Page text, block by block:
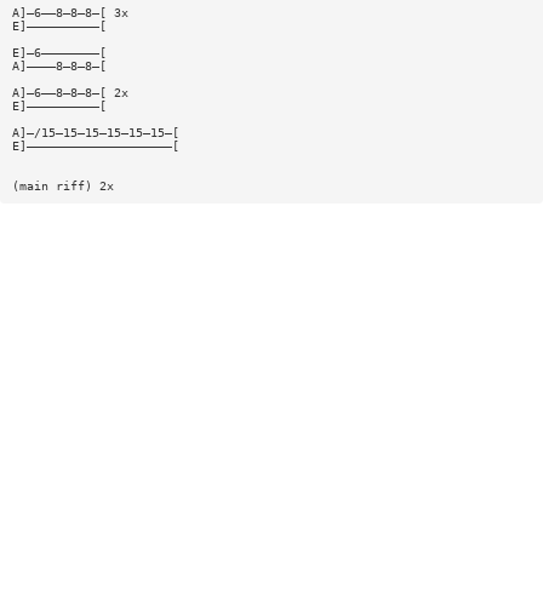
A]—6——8—8—8—[ 3x
E]——————————[
E]—6————————[
A]————8—8—8—[
A]—6——8—8—8—[ 2x
E]——————————[
A]—/15—15—15—15—15—15—[
E]————————————————————[
(main riff) 2x